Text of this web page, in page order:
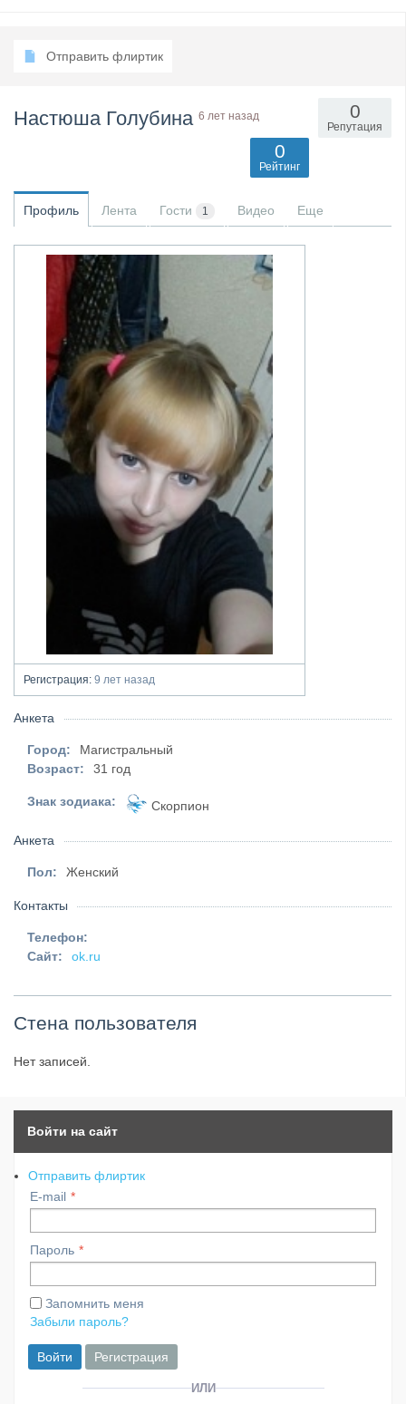
Отправить флиртик
Настюша Голубина 6 лет назад 0
Репутация
0
Рейтинг
Профиль Лента Гости 1 Видео Еще
Регистрация: 9 лет назад
Анкета
Город:
Магистральный
Возраст:
31 год
Знак зодиака: Скорпион
Анкета
Пол: Женский
Контакты
Телефон:
Сайт:
ok.ru
Стена пользователя
Нет записей.
Войти на сайт
Отправить флиртик
E-mail
Пароль
Запомнить меня
Забыли пароль?
Войти Регистрация
ИЛИ